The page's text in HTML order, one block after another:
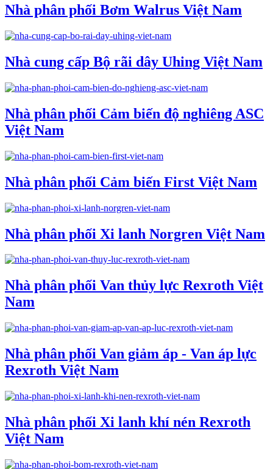
Nhà phân phối Bơm Walrus Việt Nam
Nhà cung cấp Bộ rãi dây Uhing Việt Nam
Nhà phân phối Cảm biến độ nghiêng ASC
Việt Nam
Nhà phân phối Cảm biến First Việt Nam
Nhà phân phối Xi lanh Norgren Việt Nam
Nhà phân phối Van thủy lực Rexroth Việt
Nam
Nhà phân phối Van giảm áp - Van áp lực
Rexroth Việt Nam
Nhà phân phối Xi lanh khí nén Rexroth
Việt Nam